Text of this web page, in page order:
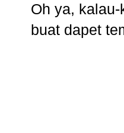
Oh ya,
buat dapet